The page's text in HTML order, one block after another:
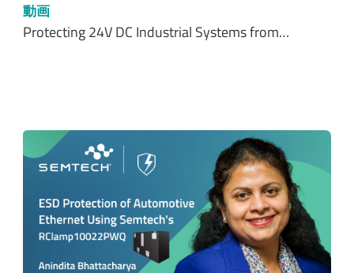
動画
Protecting 24V DC Industrial Systems from…